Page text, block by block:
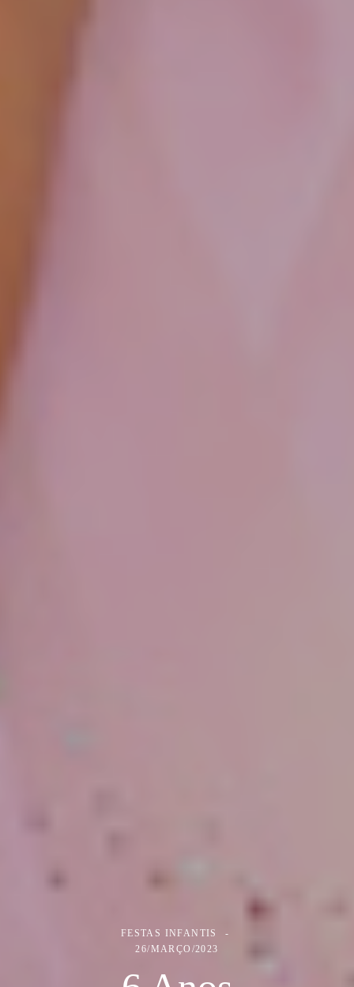
FESTAS INFANTIS
26/MARÇO/2023